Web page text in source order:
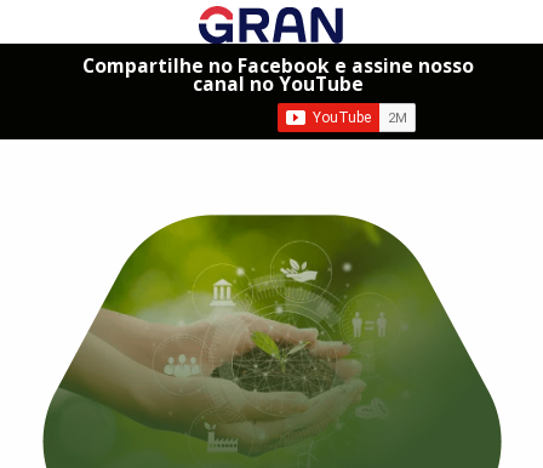
Compartilhe no Facebook e assine nosso
canal no YouTube